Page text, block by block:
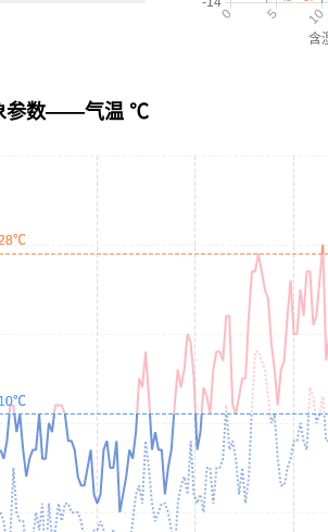
参数——气温 ℃